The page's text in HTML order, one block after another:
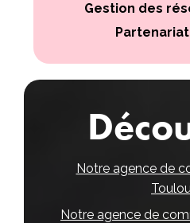
Gestion des
Notre agence de
Notre agence de